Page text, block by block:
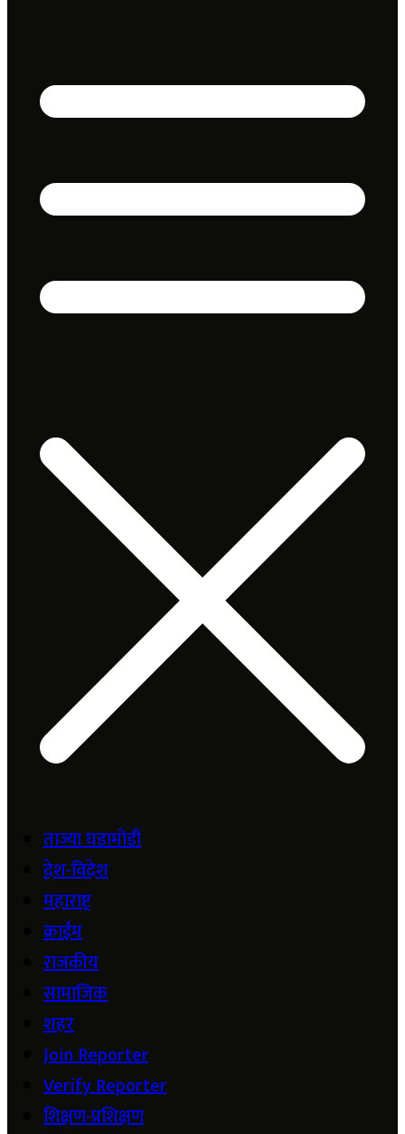
ताज्या घडामोडी
देश-विदेश
महाराष्ट्र
क्राईम
राजकीय
सामाजिक
शहर
Join Reporter
Verify Reporter
शिक्षण-प्रशिक्षण